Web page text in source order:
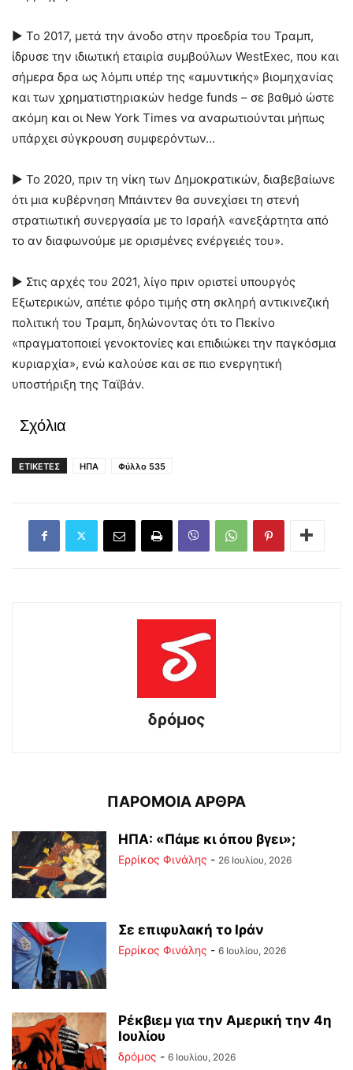
► Το 2017, μετά την άνοδο στην προεδρία του Τραμπ,
ίδρυσε την ιδιωτική εταιρία συμβούλων WestExec, που και
σήμερα δρα ως λόμπι υπέρ της «αμυντικής» βιομηχανίας
και των χρηματιστηριακών hedge funds – σε βαθμό ώστε
ακόμη και οι New York Times να αναρωτιούνται μήπως
υπάρχει σύγκρουση συμφερόντων…
► Το 2020, πριν τη νίκη των Δημοκρατικών, διαβεβαίωνε
ότι μια κυβέρνηση Μπάιντεν θα συνεχίσει τη στενή
στρατιωτική συνεργασία με το Ισραήλ «ανεξάρτητα από
το αν διαφωνούμε με ορισμένες ενέργειές του».
► Στις αρχές του 2021, λίγο πριν οριστεί υπουργός
Εξωτερικών, απέτιε φόρο τιμής στη σκληρή αντικινεζική
πολιτική του Τραμπ, δηλώνοντας ότι το Πεκίνο
«πραγματοποιεί γενοκτονίες και επιδιώκει την παγκόσμια
κυριαρχία», ενώ καλούσε και σε πιο ενεργητική
υποστήριξη της Ταϊβάν.
Σχόλια
ΕΤΙΚΕΤΕΣ ΗΠΑ Φύλλο 535
δρόμος
ΠΑΡΟΜΟΙΑ ΑΡΘΡΑ
ΗΠΑ: «Πάμε κι όπου βγει»;
Ερρίκος Φινάλης - 26 Ιουλίου, 2026
Σε επιφυλακή το Ιράν
Ερρίκος Φινάλης - 6 Ιουλίου, 2026
Ρέκβιεμ για την Αμερική την 4η
Ιουλίου
δρόμος - 6 Ιουλίου, 2026